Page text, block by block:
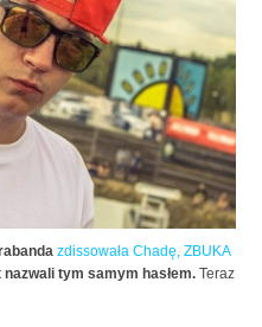
zdissowała Chadę, ZBUKA
tym samym hasłem. Teraz